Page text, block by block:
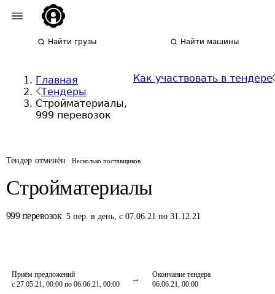
Найти грузы Найти машины
Главная
Тендеры
Стройматериалы,
999 перевозок
Как участвовать в тендере
Тендер отменён Несколько поставщиков
Стройматериалы
999 перевозок 5 пер. в день,с 07.06.21 по 31.12.21
Приём предложений
с 27.05.21, 00:00 по 06.06.21, 00:00
Окончание тендера
06.06.21, 00:00